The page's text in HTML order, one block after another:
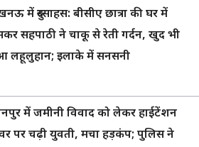
में दुस्साहस: बीसीए छात्रा की घर में
सहपाठी ने चाकू से रेती गर्दन, खुद भी
लहूलुहान; इलाके में सनसनी
में जमीनी विवाद को लेकर हाईटेंशन
पर चढ़ी युवती, मचा हड़कंप; पुलिस ने